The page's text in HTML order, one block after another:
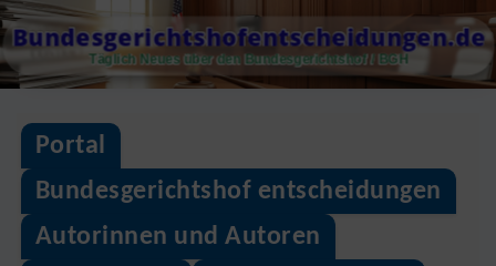
Skip
to
content
Bundesgerichtshofentscheidungen.de
Täglich Neues über den Bundesgerichtshof / BGH
Portal
Bundesgerichtshof entscheidungen
Autorinnen und Autoren